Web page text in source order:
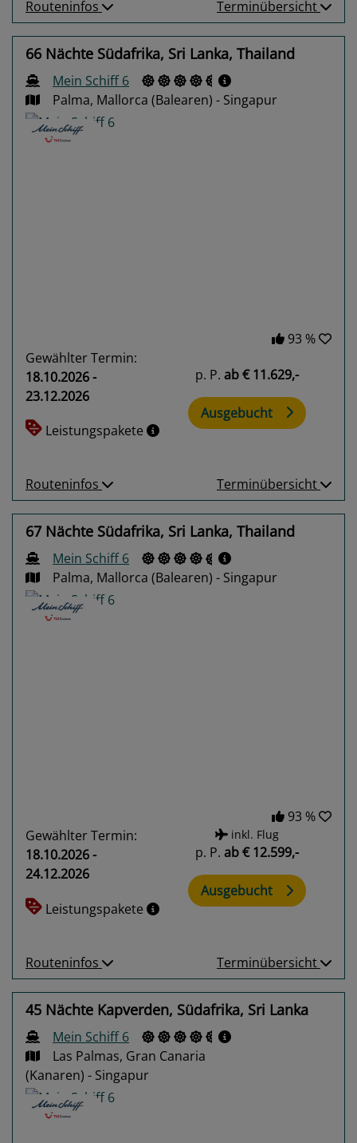
Routeninfos Terminübersicht
66 Nächte Südafrika, Sri Lanka, Thailand
Mein Schiff 6
Palma, Mallorca (Balearen) - Singapur
93 %
Gewählter Termin:
18.10.2026 -
23.12.2026
Leistungspakete
p. P. ab€ 11.629,-
Ausgebucht
Routeninfos Terminübersicht
67 Nächte Südafrika, Sri Lanka, Thailand
Mein Schiff 6
Palma, Mallorca (Balearen) - Singapur
93 %
Gewählter Termin:
18.10.2026 -
24.12.2026
Leistungspakete
inkl. Flug
p. P. ab€ 12.599,-
Ausgebucht
Routeninfos Terminübersicht
45 Nächte Kapverden, Südafrika, Sri Lanka
Mein Schiff 6
Las Palmas, Gran Canaria
(Kanaren) - Singapur